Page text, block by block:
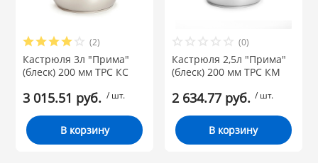
(2)
Кастрюля 3л "Прима"
(блеск) 200 мм ТРС КС
3 015.51 руб. / шт.
В корзину
(0)
Кастрюля 2,5л "Прима"
(блеск) 200 мм ТРС КМ
2 634.77 руб. / шт.
В корзину